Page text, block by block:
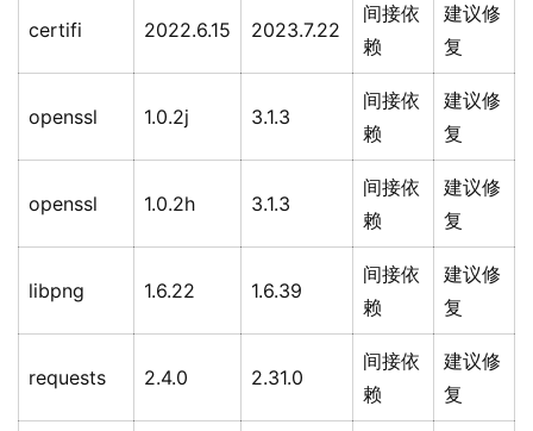
certifi 2022.6.15 2023.7.22
间接依
赖
建议修
复
openssl 1.0.2j 3.1.3
间接依
赖
建议修
复
openssl 1.0.2h 3.1.3
间接依
赖
建议修
复
libpng 1.6.22 1.6.39
间接依
赖
建议修
复
requests 2.4.0 2.31.0
间接依
赖
建议修
复